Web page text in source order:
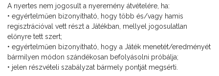
A nyertes nem jogosult a nyeremény átvételére, ha:
• egyértelműen bizonyítható, hogy több és/vagy hamis
regisztrációval vett részt a Játékban, mellyel jogosulatlan
előnyre tett szert;
• egyértelműen bizonyítható, hogy a Játék menetét/eredményét
bármilyen módon szándékosan befolyásolni próbálja;
• jelen részvételi szabályzat bármely pontját megsérti.